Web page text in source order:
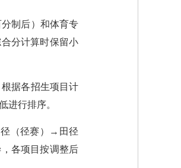
制后）和体育专
分计算时保留小
据各招生项目计
进行排序。
径（径赛）→田径
各项目按调整后